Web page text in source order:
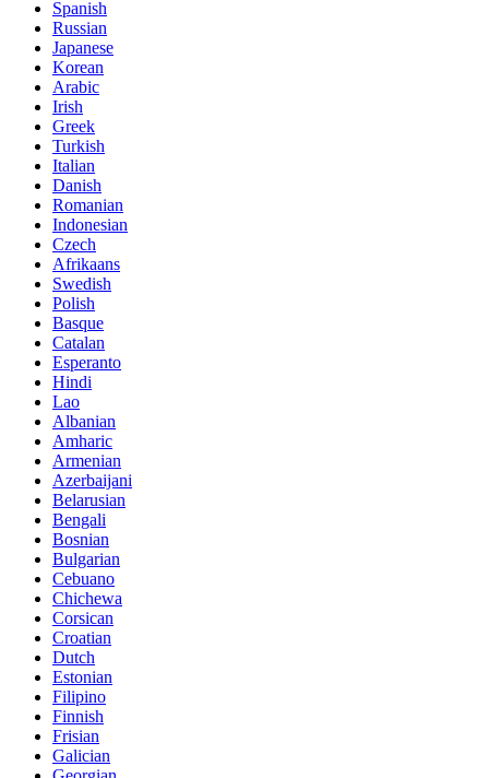
Spanish
Russian
Japanese
Korean
Arabic
Irish
Greek
Turkish
Italian
Danish
Romanian
Indonesian
Czech
Afrikaans
Swedish
Polish
Basque
Catalan
Esperanto
Hindi
Lao
Albanian
Amharic
Armenian
Azerbaijani
Belarusian
Bengali
Bosnian
Bulgarian
Cebuano
Chichewa
Corsican
Croatian
Dutch
Estonian
Filipino
Finnish
Frisian
Galician